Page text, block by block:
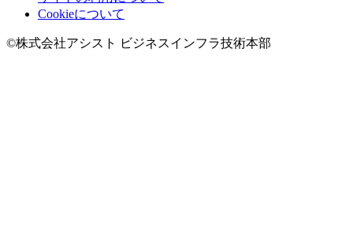
Cookieについて
©株式会社アシスト ビジネスインフラ技術本部